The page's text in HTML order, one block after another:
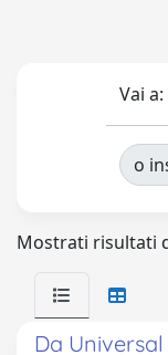
Vai a:
o
Mostrati risultati
Da